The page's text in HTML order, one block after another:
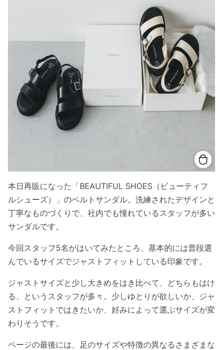
本日再販になった「BEAUTIFUL SHOES（ビューティフ
ルシューズ）」のベルトサンダル。洗練されたデザインと
丁寧なものづくりで、社内でも憧れているスタッフが多い
サンダルです。
今回スタッフ5名がはいてみたところ、基本的には普段選
んでいるサイズでジャストフィットしている印象です。
ジャストサイズと少し大きめをはき比べて、どちらもはけ
る、というスタッフが多々。少しゆとりが欲しいか、ジャ
ストフィットではきたいか、好みによって選ぶサイズが変
わりそうです。
ページの最後には、足のサイズや特徴の異なるさまざまな